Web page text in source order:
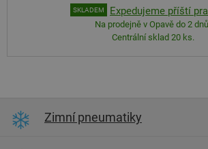
SKLADEM Expedujeme příští
Na prodejně v Opavě do 2
Centrální sklad 20 ks.
Zimní pneumatiky